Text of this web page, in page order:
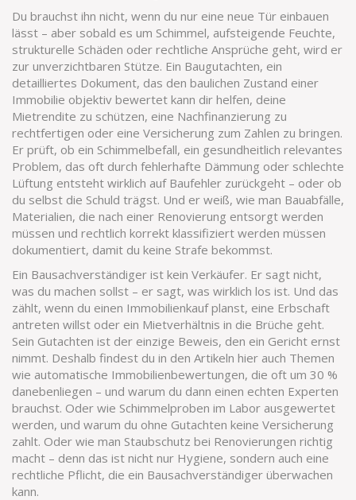
Du brauchst ihn nicht, wenn du nur eine neue Tür einbauen
lässt – aber sobald es um Schimmel, aufsteigende Feuchte,
strukturelle Schäden oder rechtliche Ansprüche geht, wird er
zur unverzichtbaren Stütze. Ein Baugutachten, ein
detailliertes Dokument, das den baulichen Zustand einer
Immobilie objektiv bewertet kann dir helfen, deine
Mietrendite zu schützen, eine Nachfinanzierung zu
rechtfertigen oder eine Versicherung zum Zahlen zu bringen.
Er prüft, ob ein Schimmelbefall, ein gesundheitlich relevantes
Problem, das oft durch fehlerhafte Dämmung oder schlechte
Lüftung entsteht wirklich auf Baufehler zurückgeht – oder ob
du selbst die Schuld trägst. Und er weiß, wie man Bauabfälle,
Materialien, die nach einer Renovierung entsorgt werden
müssen und rechtlich korrekt klassifiziert werden müssen
dokumentiert, damit du keine Strafe bekommst.
Ein Bausachverständiger ist kein Verkäufer. Er sagt nicht,
was du machen sollst – er sagt, was wirklich los ist. Und das
zählt, wenn du einen Immobilienkauf planst, eine Erbschaft
antreten willst oder ein Mietverhältnis in die Brüche geht.
Sein Gutachten ist der einzige Beweis, den ein Gericht ernst
nimmt. Deshalb findest du in den Artikeln hier auch Themen
wie automatische Immobilienbewertungen, die oft um 30 %
danebenliegen – und warum du dann einen echten Experten
brauchst. Oder wie Schimmelproben im Labor ausgewertet
werden, und warum du ohne Gutachten keine Versicherung
zahlt. Oder wie man Staubschutz bei Renovierungen richtig
macht – denn das ist nicht nur Hygiene, sondern auch eine
rechtliche Pflicht, die ein Bausachverständiger überwachen
kann.